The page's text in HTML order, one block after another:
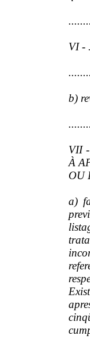
VI -
b)
VII
À
OU
a)